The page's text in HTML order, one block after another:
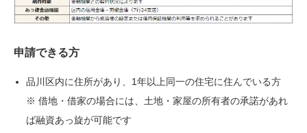
申請できる方
品川区内に住所があり、1年以上同一の住宅に住んでいる方
※ 借地・借家の場合には、土地・家屋の所有者の承諾があれ
ば融資あっ旋が可能です